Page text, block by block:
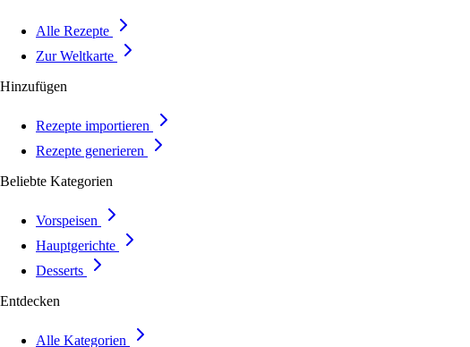
Alle Rezepte
Zur Weltkarte
Hinzufügen
Rezepte importieren
Rezepte generieren
Beliebte Kategorien
Vorspeisen
Hauptgerichte
Desserts
Entdecken
Alle Kategorien